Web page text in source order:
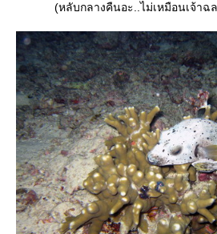
(หลับกลางคืนอะ..ไม่เหมือนเจ้าฉ